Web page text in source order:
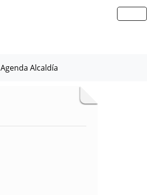
Agenda Alcaldía